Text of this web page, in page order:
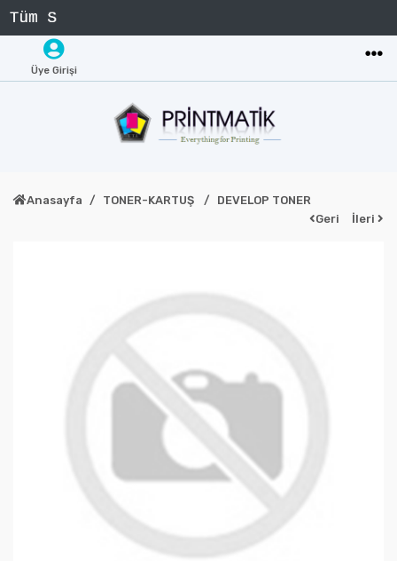
Üye Girişi
Anasayfa TONER-KARTUŞ
DEVELOP TONER
Geri
İleri